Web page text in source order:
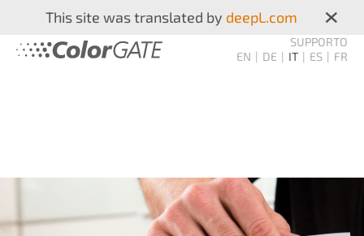
This site was translated by deepL.com ×
SUPPORTO
EN
DE IT ES FR